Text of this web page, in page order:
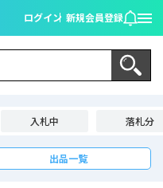
ログイン 新規会員登録
入札中 落札分
出品一覧